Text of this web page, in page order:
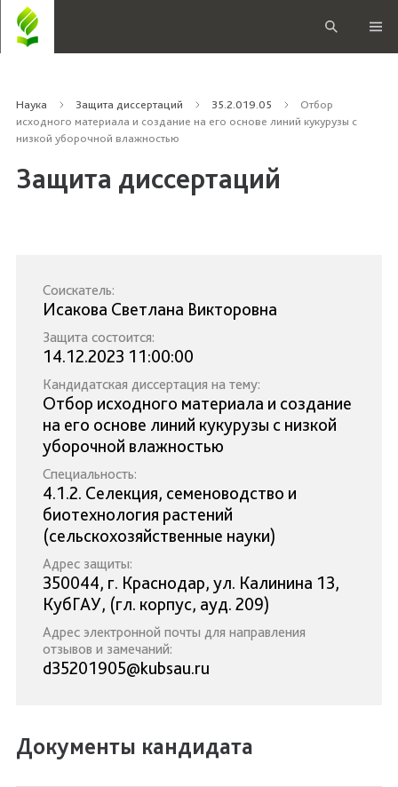
Наука Защита диссертаций 35.2.019.05
Отбор
исходного материала и создание на его основе линий кукурузы с
низкой уборочной влажностью
Защита диссертаций
Соискатель:
Исакова Светлана Викторовна
Защита состоится:
14.12.2023 11:00:00
Кандидатская диссертация на тему:
Отбор исходного материала и создание
на его основе линий кукурузы с низкой
уборочной влажностью
Специальность:
4.1.2. Селекция, семеноводство и
биотехнология растений
(сельскохозяйственные науки)
Адрес защиты:
350044, г. Краснодар, ул. Калинина 13,
КубГАУ, (гл. корпус, ауд. 209)
Адрес электронной почты для направления
отзывов и замечаний:
d35201905@kubsau.ru
Документы кандидата